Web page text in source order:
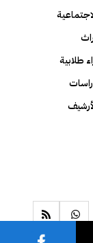
طلابية